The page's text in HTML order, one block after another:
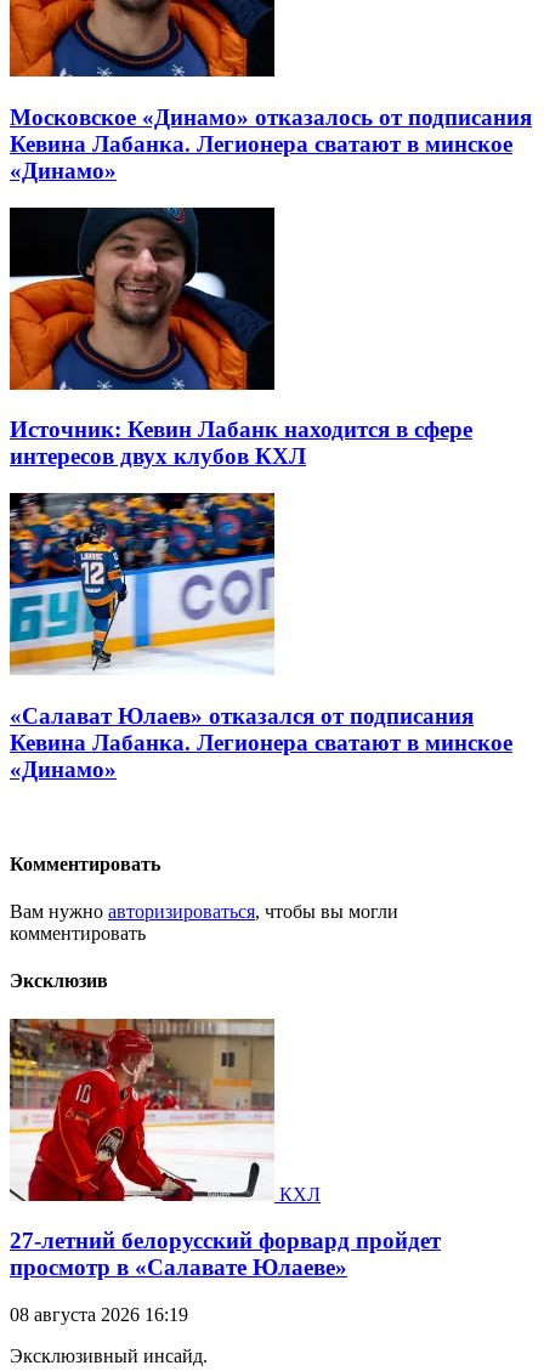
Московское «Динамо» отказалось от подписания
Кевина Лабанка. Легионера сватают в минское
«Динамо»
Источник: Кевин Лабанк находится в сфере
интересов двух клубов КХЛ
«Салават Юлаев» отказался от подписания
Кевина Лабанка. Легионера сватают в минское
«Динамо»
Комментировать
Вам нужно авторизироваться, чтобы вы могли
комментировать
Эксклюзив
КХЛ
27-летний белорусский форвард пройдет
просмотр в «Салавате Юлаеве»
08 августа 2026 16:19
Эксклюзивный инсайд.